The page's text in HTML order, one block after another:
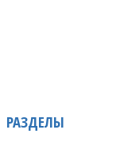
РАЗДЕЛЫ